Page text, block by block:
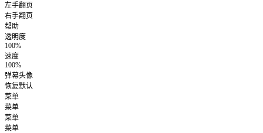
左手翻页
右手翻页
帮助
透明度
100%
速度
100%
弹幕头像
恢复默认
菜单
菜单
菜单
菜单